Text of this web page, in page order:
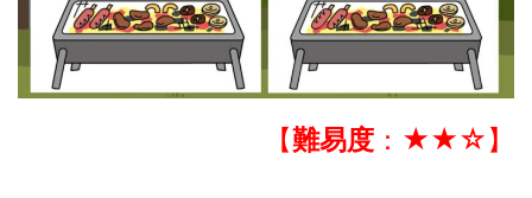
【難易度 ：★★☆】